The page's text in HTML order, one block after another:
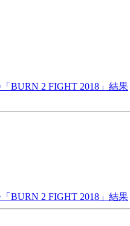
「BURN 2 FIGHT 2018」結果
「BURN 2 FIGHT 2018」結果